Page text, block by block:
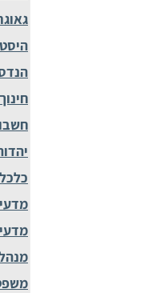
חינוך